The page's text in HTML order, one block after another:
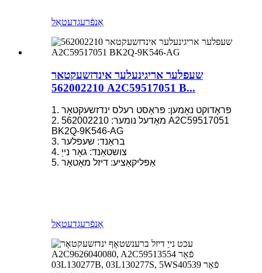
אָנפֿרעגדעטאַל
שעפלער אריגינעלער אינדזשעקטאר
562002210 A2C59517051 B...
1. פּראָדוקט נאָמען: פּראָסט רעלס ינדזשעקטאָר
2. מאָדעל נומער: 562002210 A2C59517051
BK2Q-9K546-AG
3. בראַנד: שעפלער
4. צושטאַנד: גאָר נייַ
5. אַפּליקאַציע: דיזל מאָטאָר
אָנפֿרעגדעטאַל